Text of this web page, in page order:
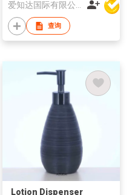
查询
Lotion Dispenser